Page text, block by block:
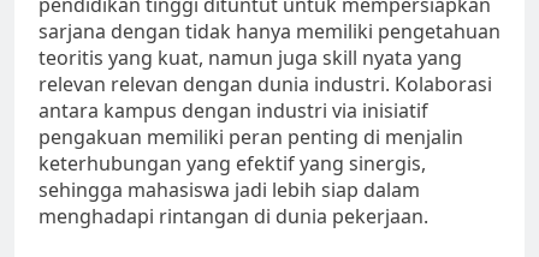
sarjana dengan tidak hanya memiliki pengetahuan
teoritis yang kuat, namun juga skill nyata yang
relevan relevan dengan dunia industri. Kolaborasi
antara kampus dengan industri via inisiatif
pengakuan memiliki peran penting di menjalin
keterhubungan yang efektif yang sinergis,
sehingga mahasiswa jadi lebih siap dalam
menghadapi rintangan di dunia pekerjaan.